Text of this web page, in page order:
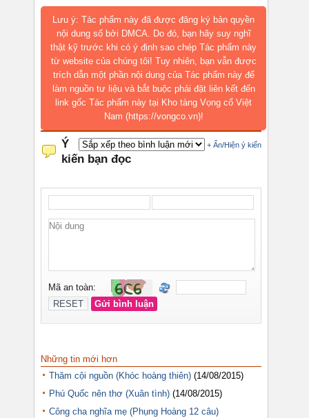
Lưu ý: Tác phẩm này đã được đăng ký bản quyền
nội dung số bởi DMCA. Do đó, bạn hãy suy nghĩ
thật kỹ trước khi có ý định sao chép Tác phẩm này
từ website của chúng tôi! Tuy nhiên, bạn vẫn được
trích dẫn một phần nội dung của Tác phẩm này để
làm nguồn tư liệu và bắt buộc phải đặt liên kết đến
link gốc Tác phẩm này tại Kho tàng Vọng cổ Việt
Nam (https://vongco.vn)!
Những tin mới hơn
Thăm cội nguồn (Khóc hoàng thiên) (14/08/2015)
Phú Quốc nên thơ (Xuân tình) (14/08/2015)
Công cha nghĩa mẹ (Phụng Hoàng 12 câu)